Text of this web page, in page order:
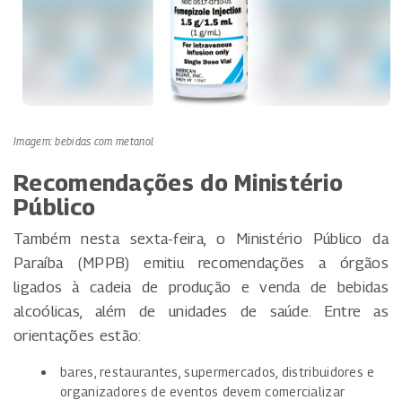
Imagem: bebidas com metanol
Recomendações do Ministério
Público
Também nesta sexta-feira, o Ministério Público da
Paraíba (MPPB) emitiu recomendações a órgãos
ligados à cadeia de produção e venda de bebidas
alcoólicas, além de unidades de saúde. Entre as
orientações estão:
bares, restaurantes, supermercados, distribuidores e
organizadores de eventos devem comercializar